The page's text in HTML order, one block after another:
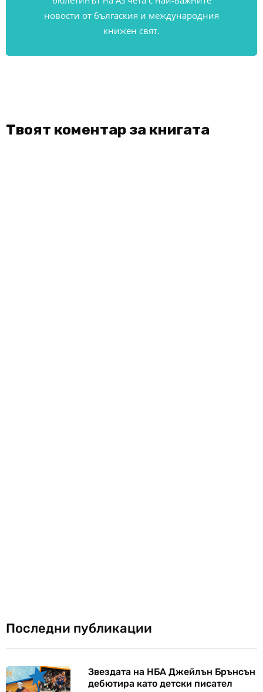
новости от бългаския и международния
книжен свят.
Твоят коментар за книгата
Последни публикации
Звездата на НБА Джейлън Брънсън
дебютира като детски писател